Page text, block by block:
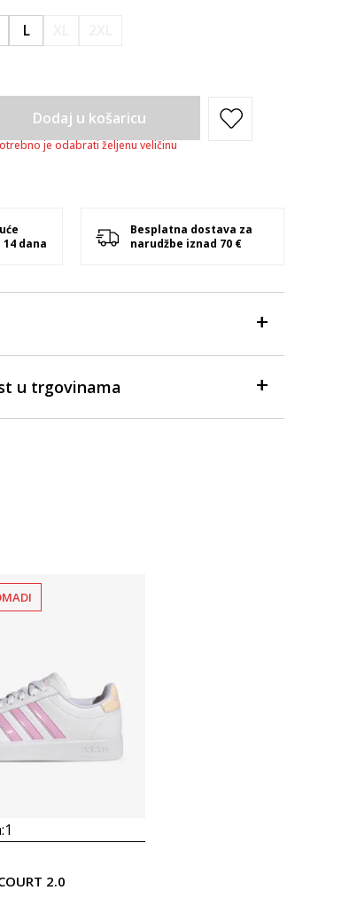
L
Dodaj u košaricu
je odabrati željenu veličinu
dana
Besplatna dostava za
narudžbe iznad 70 €
u trgovinama
1
2.0